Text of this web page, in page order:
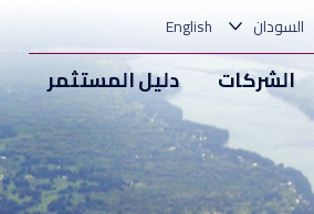
السودان English
الشركات دليل المستثمر